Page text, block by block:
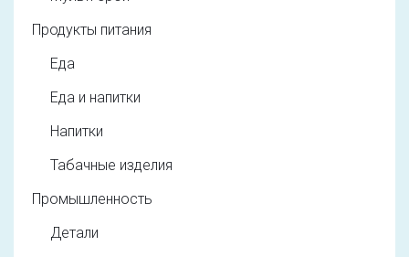
Продукты питания
Еда
Еда и напитки
Напитки
Табачные изделия
Промышленность
Детали